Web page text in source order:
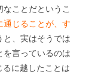
ことだというこ
通じることが、す
と、実はそうでは
を言っているのは
るに越したことは